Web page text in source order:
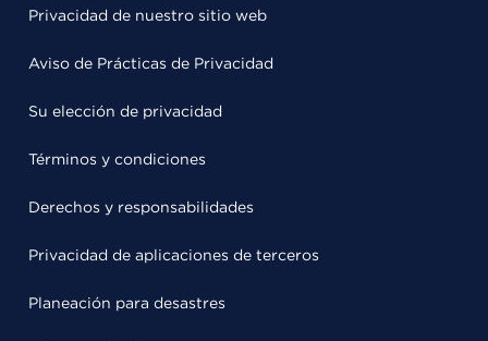
Privacidad de nuestro sitio web
Aviso de Prácticas de Privacidad
Su elección de privacidad
Términos y condiciones
Derechos y responsabilidades
Privacidad de aplicaciones de terceros
Planeación para desastres